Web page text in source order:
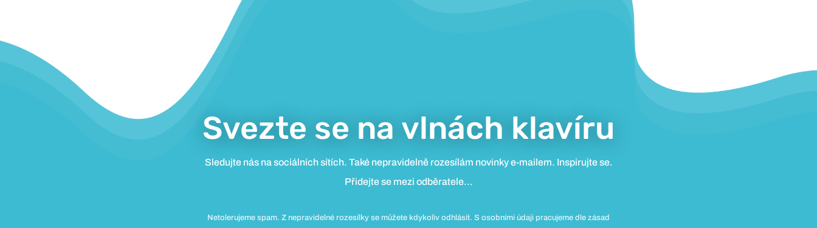
Svezte se na vlnách klavíru
Sledujte nás na sociálních sítích. Také nepravidelně rozesílám novinky e-mailem. Inspirujte se.
Přidejte se mezi odběratele…
Netolerujeme spam. Z nepravidelné rozesílky se můžete kdykoliv odhlásit. S osobními údaji pracujeme dle zásad